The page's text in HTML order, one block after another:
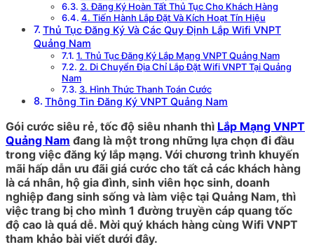
3. Đăng Ký Hoàn Tất Thủ Tục Cho Khách Hàng
4. Tiến Hành Lắp Đặt Và Kích Hoạt Tín Hiệu
Thủ Tục Đăng Ký Và Các Quy Định Lắp Wifi VNPT
Quảng Nam
1. Thủ Tục Đăng Ký Lắp Mạng VNPT Quảng Nam
2. Di Chuyển Địa Chỉ Lắp Đặt Wifi VNPT Tại Quảng
Nam
3. Hình Thức Thanh Toán Cước
Thông Tin Đăng Ký VNPT Quảng Nam
Gói cước siêu rẻ, tốc độ siêu nhanh thì Lắp Mạng VNPT
Quảng Nam đang là một trong những lựa chọn đi đầu
trong việc đăng ký lắp mạng. Với chương trình khuyến
mãi hấp dẫn ưu đãi giá cước cho tất cả các khách hàng
là cá nhân, hộ gia đình, sinh viên học sinh, doanh
nghiệp đang sinh sống và làm việc tại Quảng Nam, thì
việc trang bị cho mình 1 đường truyền cáp quang tốc
độ cao là quá dễ. Mời quý khách hàng cùng Wifi VNPT
tham khảo bài viết dưới đây.